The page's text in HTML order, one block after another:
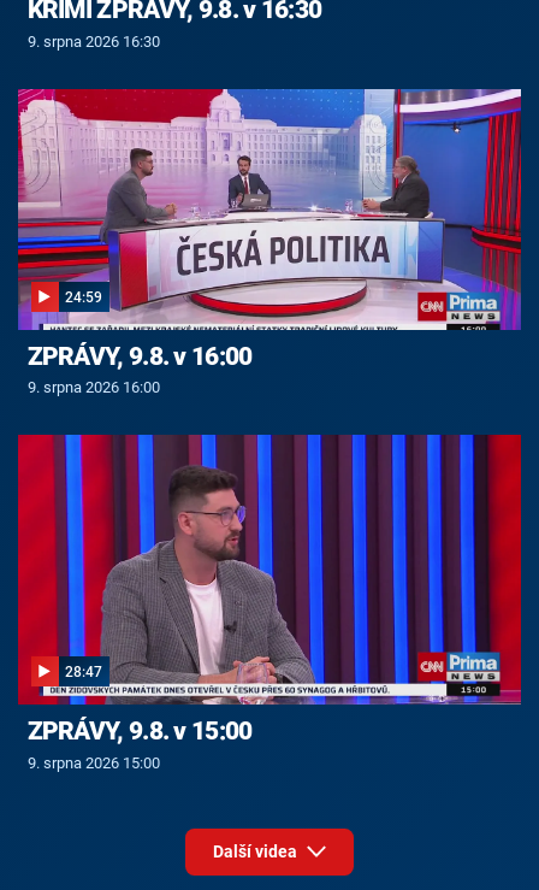
KRIMI ZPRÁVY, 9.8. v 16:30
9. srpna 2026 16:30
24:59
ZPRÁVY, 9.8. v 16:00
9. srpna 2026 16:00
28:47
ZPRÁVY, 9.8. v 15:00
9. srpna 2026 15:00
Další videa